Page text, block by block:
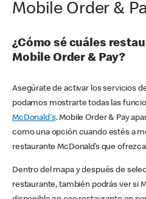
Mobile Order &
¿Cómo sé cuáles
Mobile Order & Pay?
Asegúrate de activar los servicios
podamos mostrarte todas las
McDonald's. Mobile Order & Pay
como una opción cuando estés a
restaurante McDonald’s que ofrezca
Dentro del mapa y después de
restaurante, también podrás ver si